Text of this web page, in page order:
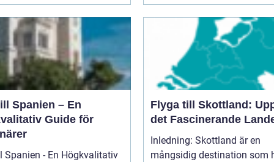
Spanien – En
Guide för
Spanien - En Högkvalitativ
Flyga till Skottland:
det Fascinerande
Inledning: Skottland är en
mångsidig destination som